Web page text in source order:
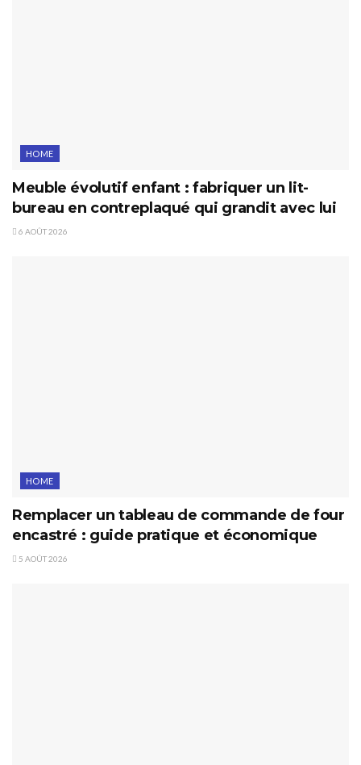
HOME
Meuble évolutif enfant : fabriquer un lit-
bureau en contreplaqué qui grandit avec lui
6 AOÛT 2026
HOME
Remplacer un tableau de commande de four
encastré : guide pratique et économique
5 AOÛT 2026